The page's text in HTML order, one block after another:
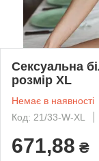
Сексуальна
розмір XL
Немає в наявності
Код: 21/33-W-XL
671,88 ₴